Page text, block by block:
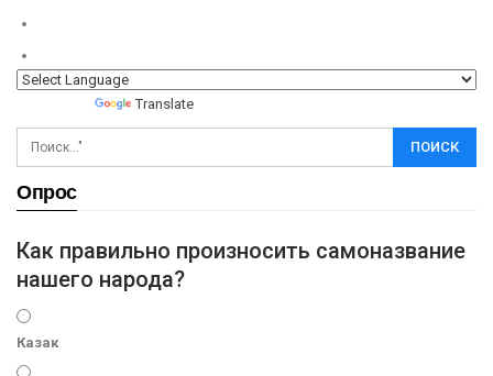
Translate
Опрос
Как правильно произносить самоназвание
нашего народа?
Казак